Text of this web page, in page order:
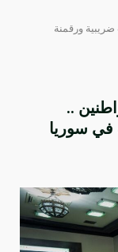
ورقمنة
..
في سوريا